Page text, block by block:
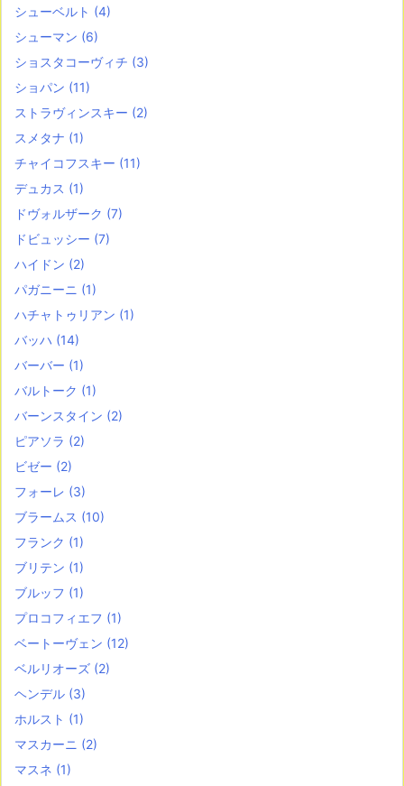
シューベルト (4)
シューマン (6)
ショスタコーヴィチ (3)
ショパン (11)
ストラヴィンスキー (2)
スメタナ (1)
チャイコフスキー (11)
デュカス (1)
ドヴォルザーク (7)
ドビュッシー (7)
ハイドン (2)
パガニーニ (1)
ハチャトゥリアン (1)
バッハ (14)
バーバー (1)
バルトーク (1)
バーンスタイン (2)
ピアソラ (2)
ビゼー (2)
フォーレ (3)
ブラームス (10)
フランク (1)
ブリテン (1)
ブルッフ (1)
プロコフィエフ (1)
ベートーヴェン (12)
ベルリオーズ (2)
ヘンデル (3)
ホルスト (1)
マスカーニ (2)
マスネ (1)